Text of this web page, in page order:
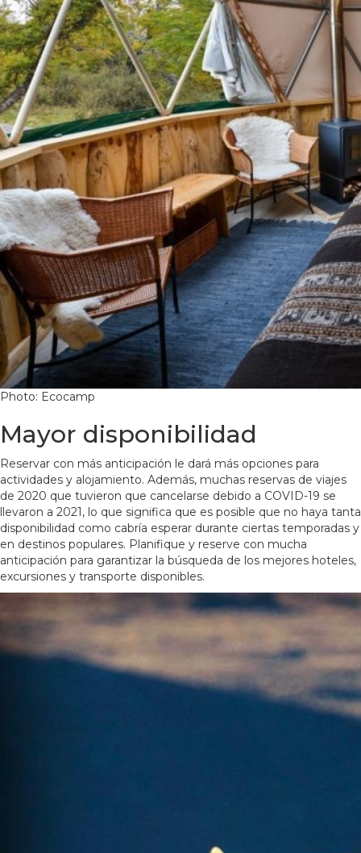
Photo: Ecocamp
Mayor disponibilidad
Reservar con más anticipación le dará más opciones para
actividades y alojamiento. Además, muchas reservas de viajes
de 2020 que tuvieron que cancelarse debido a COVID-19 se
llevaron a 2021, lo que significa que es posible que no haya tanta
disponibilidad como cabría esperar durante ciertas temporadas y
en destinos populares. Planifique y reserve con mucha
anticipación para garantizar la búsqueda de los mejores hoteles,
excursiones y transporte disponibles.